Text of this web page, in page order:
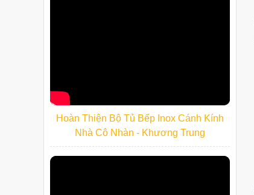
Hoàn Thiện Bộ Tủ Bếp Inox Cánh Kính
Nhà Cô Nhàn - Khương Trung